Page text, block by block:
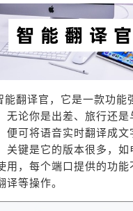
翻译官，它是一款功能
无论你是出差、旅行还是
便可将语音实时翻译成
关键是它的版本很多，如
用，每个端口提供的功
等操作。